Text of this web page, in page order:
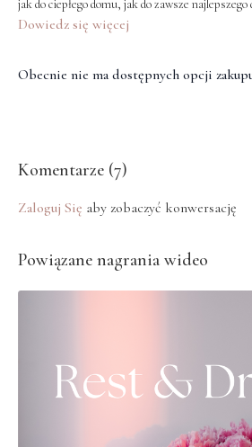
jak do ciepłego domu, jak do zawsze najlepszego
Dowiedz się więcej
Obecnie nie ma dostępnych opcji
Komentarze (7)
Zaloguj Się aby zobaczyć konwersację
Powiązane nagrania wideo